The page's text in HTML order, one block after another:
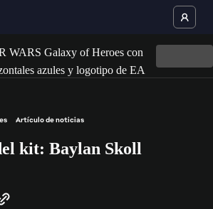
Artículo de noticias
kit: Baylan Skoll